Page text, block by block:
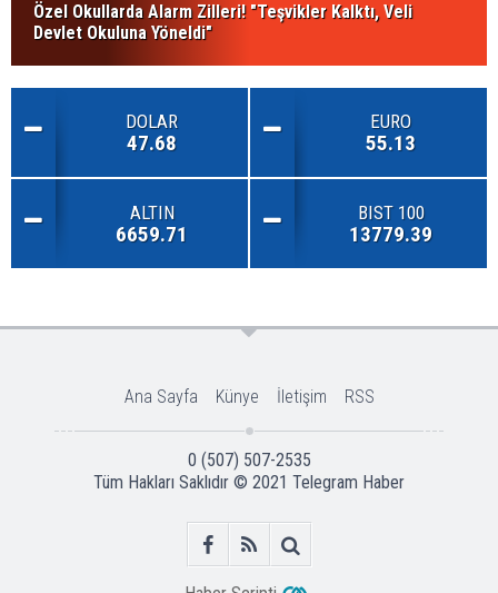
Özel Okullarda Alarm Zilleri! "Teşvikler Kalktı, Veli
Devlet Okuluna Yöneldi"
DOLAR
47.68
EURO
55.13
ALTIN
6659.71
BIST 100
13779.39
Ana Sayfa Künye İletişim RSS
0 (507) 507-2535
Tüm Hakları Saklıdır © 2021 Telegram Haber